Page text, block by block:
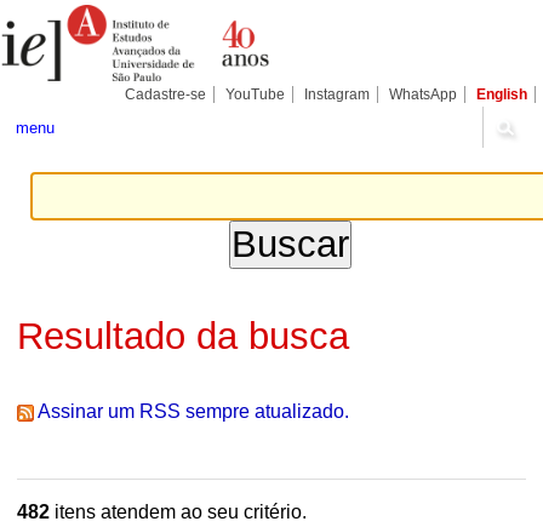
para
conteúdo.
Pessoais
Cadastre-se YouTube Instagram WhatsApp English
menu
Resultado da busca
Assinar um RSS sempre atualizado.
482itens atendem ao seu critério.